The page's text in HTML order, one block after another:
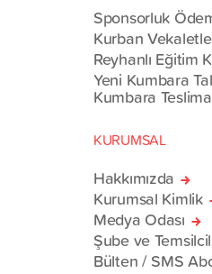
Sponsorluk
Kurban
Reyhanlı Eğitim
Yeni Kumbara
Kumbara
KURUMSAL
Hakkımızda
Kurumsal Kimlik
Medya Odası
Şube ve
Bülten / SMS